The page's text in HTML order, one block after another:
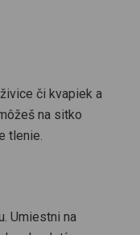
či kvapiek a
na sitko
tlenie.
Umiestni na